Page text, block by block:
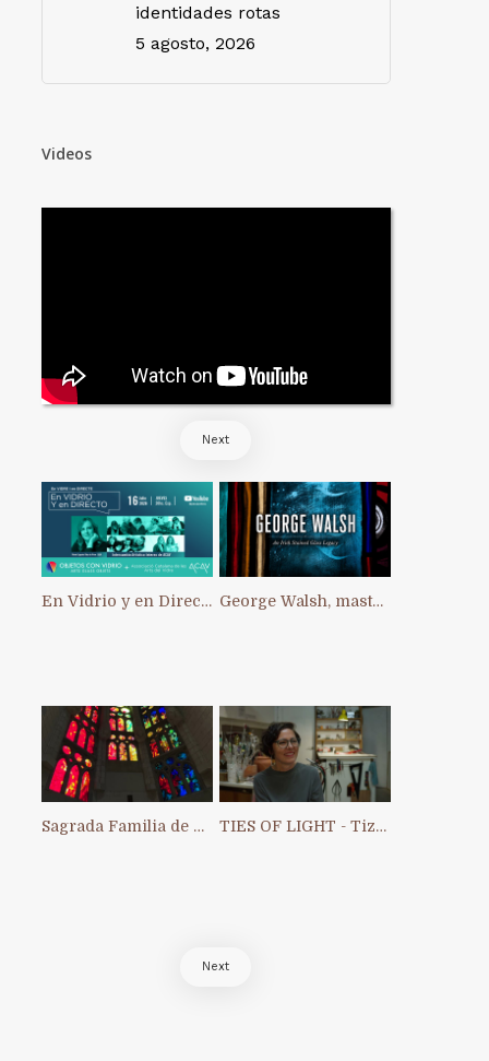
identidades rotas
5 agosto, 2026
Videos
Next
En Vidrio y en Directo: primer Intercambio Artístico Interno de ACAV George Walsh, master of stained glass in Ireland
Sagrada Familia de Barcelona TIES OF LIGHT - Tiziana Chiara
Next